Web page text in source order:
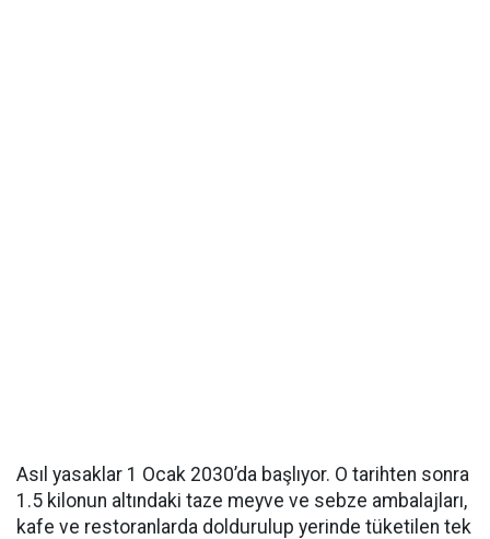
Asıl yasaklar 1 Ocak 2030’da başlıyor. O tarihten sonra
1.5 kilonun altındaki taze meyve ve sebze ambalajları,
kafe ve restoranlarda doldurulup yerinde tüketilen tek